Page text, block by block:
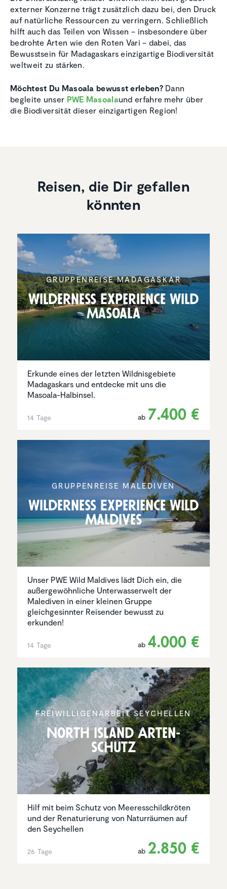
externer Konzerne trägt zusätzlich dazu bei, den Druck
auf natürliche Ressourcen zu verringern. Schließlich
hilft auch das Teilen von Wissen – insbesondere über
bedrohte Arten wie den Roten Vari – dabei, das
Bewusstsein für Madagaskars einzigartige Biodiversität
weltweit zu stärken.
Möchtest Du Masoala bewusst erleben? Dann
begleite unser PWE Masoalaund erfahre mehr über
die Biodiversität dieser einzigartigen Region!
Reisen, die Dir gefallen
könnten
GRUPPEN­REISE MADAGASKAR
Wilder­ness Experi­ence Wild
Masoala
Erkunde eines der letzten Wildnisgebiete
Madagaskars und entdecke mit uns die
Masoala-Halbinsel.
14 Tage ab 7.400 €
GRUPPEN­REISE MALEDIVEN
Wilder­ness Experi­ence Wild
Maldives
Unser PWE Wild Maldives lädt Dich ein, die
außergewöhnliche Unterwasserwelt der
Malediven in einer kleinen Gruppe
gleichgesinnter Reisender bewusst zu
erkunden!
14 Tage ab 4.000 €
FREIWIL­LI­GEN­AR­BEIT SEYCHELLEN
North Island Arten­
schutz
Hilf mit beim Schutz von Meeresschildkröten
und der Renaturierung von Naturräumen auf
den Seychellen
26 Tage ab 2.850 €